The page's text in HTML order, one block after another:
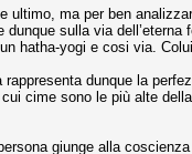
ultimo, ma per ben
dunque sulla via
hatha-yogi e cosi via.
dunque la
cime sono le più alte
giunge alla